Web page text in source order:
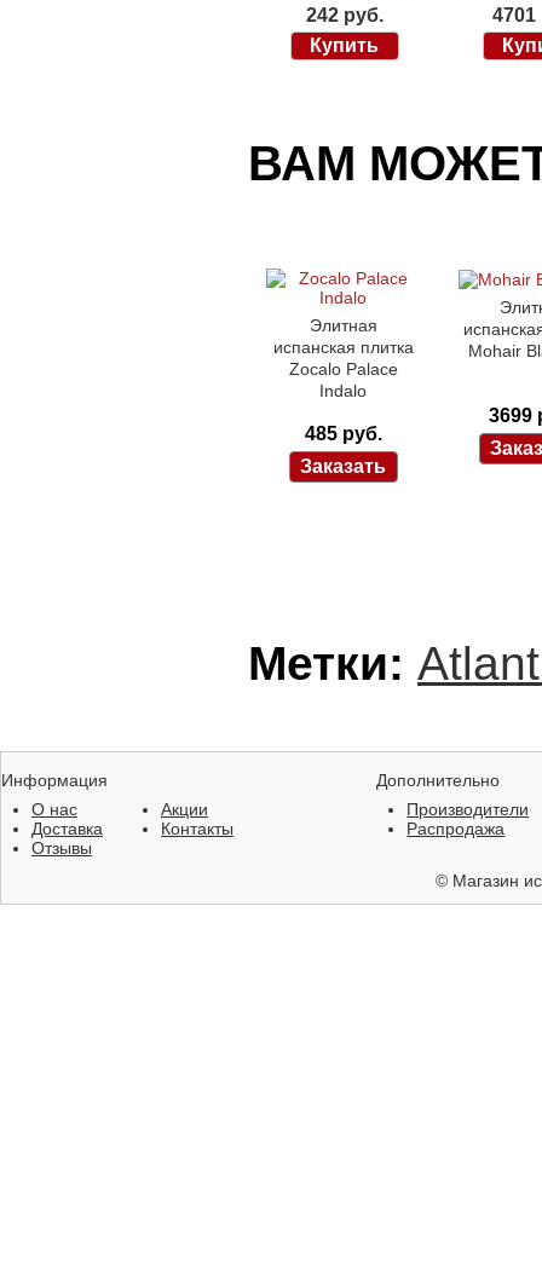
242 руб.
4701
ВАМ
Элитная
испанская плитка
Zocalo Palace
Indalo
485 руб.
Mohair
3699
Метки:
Информация
О нас
Доставка
Отзывы
Акции
Контакты
Дополнительно
Производители
Распродажа
© Магазин